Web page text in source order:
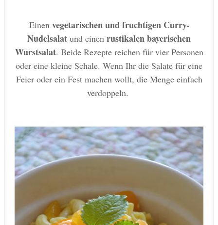
Einen vegetarischen und fruchtigen Curry-
Nudelsalat und einen rustikalen bayerischen
Wurstsalat. Beide Rezepte reichen für vier Personen
oder eine kleine Schale. Wenn Ihr die Salate für eine
Feier oder ein Fest machen wollt, die Menge einfach
verdoppeln.